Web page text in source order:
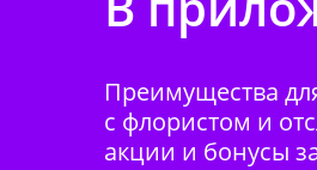
Преимущества
с флористом и
акции и бонусы